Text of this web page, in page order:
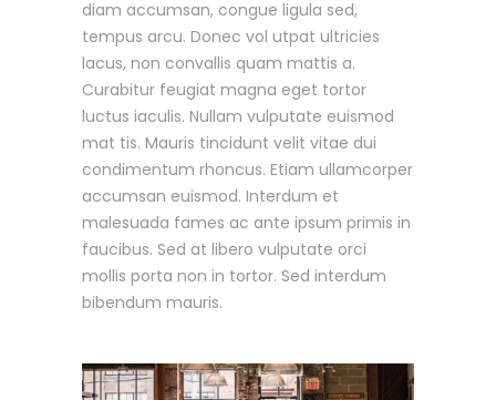
diam accumsan, congue ligula sed,
tempus arcu. Donec vol utpat ultricies
lacus, non convallis quam mattis a.
Curabitur feugiat magna eget tortor
luctus iaculis. Nullam vulputate euismod
mat tis. Mauris tincidunt velit vitae dui
condimentum rhoncus. Etiam ullamcorper
accumsan euismod. Interdum et
malesuada fames ac ante ipsum primis in
faucibus. Sed at libero vulputate orci
mollis porta non in tortor. Sed interdum
bibendum mauris.